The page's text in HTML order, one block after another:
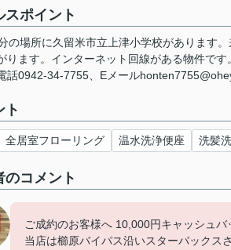
スポイント
の場所に久留米市立上津小学校があります
ります。インターネット回線がある物件で
話0942-34-7755、Eメール
ト
全居室フローリング 温水洗浄便座 洗髪
のコメント
ご成約のお客様へ 10,000円キャッシュバ
当店は櫛原バイパス沿いスターバックス